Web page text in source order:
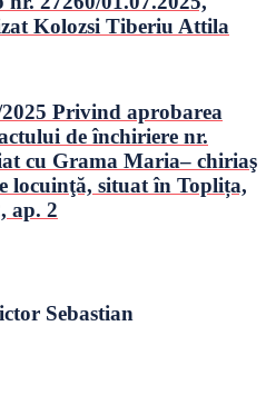
Kolozsi Tiberiu Attila
Privind aprobarea
de închiriere nr.
cu Grama Maria– chiriaş
locuinţă, situat în Toplița,
ap. 2
Sebastian